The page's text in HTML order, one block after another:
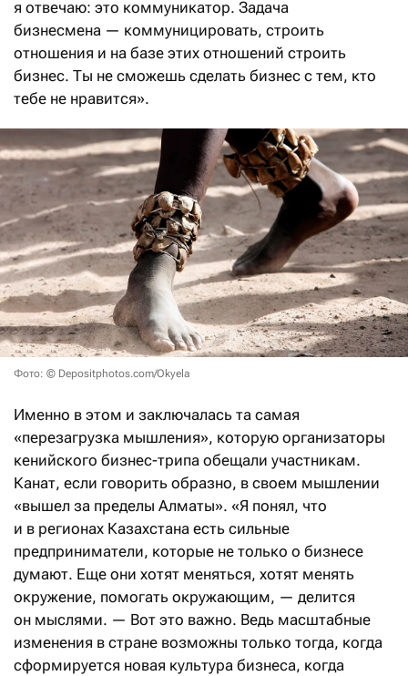
я отвечаю: это коммуникатор. Задача
бизнесмена — коммуницировать, строить
отношения и на базе этих отношений строить
бизнес. Ты не сможешь сделать бизнес с тем, кто
тебе не нравится».
Фото: © Depositphotos.com/Okyela
Именно в этом и заключалась та самая
«перезагрузка мышления», которую организаторы
кенийского бизнес-трипа обещали участникам.
Канат, если говорить образно, в своем мышлении
«вышел за пределы Алматы». «Я понял, что
и в регионах Казахстана есть сильные
предприниматели, которые не только о бизнесе
думают. Еще они хотят меняться, хотят менять
окружение, помогать окружающим, — делится
он мыслями. — Вот это важно. Ведь масштабные
изменения в стране возможны только тогда, когда
сформируется новая культура бизнеса, когда